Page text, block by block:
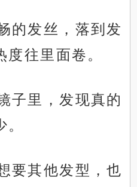
的发丝，落到发
往里面卷。
子里，发现真的
要其他发型，也